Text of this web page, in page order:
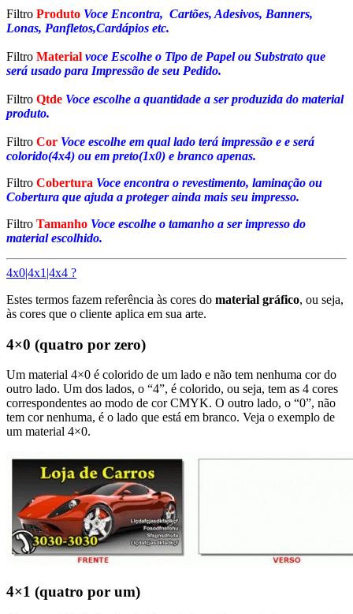
Filtro Produto Voce Encontra, Cartões, Adesivos, Banners,
Lonas, Panfletos,Cardápios etc.
Filtro Material voce Escolhe o Tipo de Papel ou Substrato que
será usado para Impressão de seu Pedido.
Filtro Qtde Voce escolhe a quantidade a ser produzida do material
produto.
Filtro Cor Voce escolhe em qual lado terá impressão e e será
colorido(4x4) ou em preto(1x0) e branco apenas.
Filtro Cobertura Voce encontra o revestimento, laminação ou
Cobertura que ajuda a proteger ainda mais seu impresso.
Filtro Tamanho Voce escolhe o tamanho a ser impresso do
material escolhido.
4x0|4x1|4x4 ?
Estes termos fazem referência às cores do material gráfico, ou seja,
às cores que o cliente aplica em sua arte.
4×0 (quatro por zero)
Um material 4×0 é colorido de um lado e não tem nenhuma cor do
outro lado. Um dos lados, o “4”, é colorido, ou seja, tem as 4 cores
correspondentes ao modo de cor CMYK. O outro lado, o “0”, não
tem cor nenhuma, é o lado que está em branco. Veja o exemplo de
um material 4×0.
4×1 (quatro por um)